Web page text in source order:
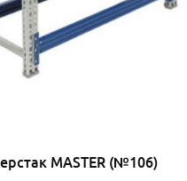
MASTER (№106)